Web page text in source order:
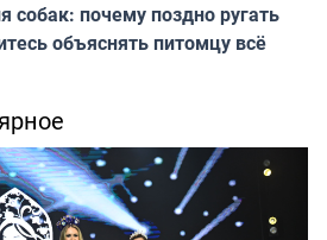
собак: почему поздно ругать
объяснять питомцу всё